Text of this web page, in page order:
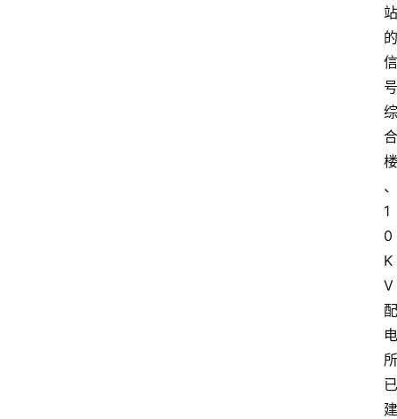
站
的
信
号
综
合
楼
、
1
0
K
V
配
电
所
已
建